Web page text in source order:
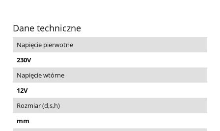
Dane techniczne
Napięcie pierwotne
230V
Napięcie wtórne
12V
Rozmiar (d,s,h)
mm